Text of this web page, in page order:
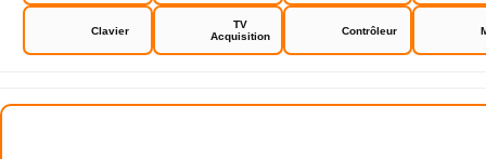
Clavier
TV
Acquisition
Contrôleur
SK Hynix Drive Manager Easy Kit